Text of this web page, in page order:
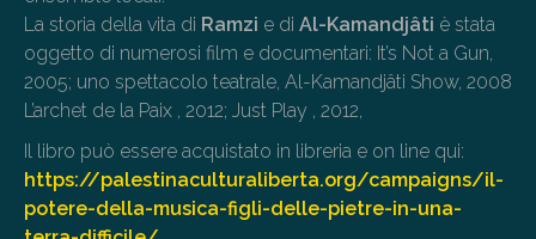
La storia della vita di Ramzi e di Al-Kamandjâti è stata
oggetto di numerosi film e documentari: It’s Not a Gun,
2005; uno spettacolo teatrale, Al-Kamandjâti Show, 2008
L’archet de la Paix , 2012; Just Play , 2012,
Il libro può essere acquistato in libreria e on line qui:
https://palestinaculturaliberta.org/campaigns/il-
potere-della-musica-figli-delle-pietre-in-una-